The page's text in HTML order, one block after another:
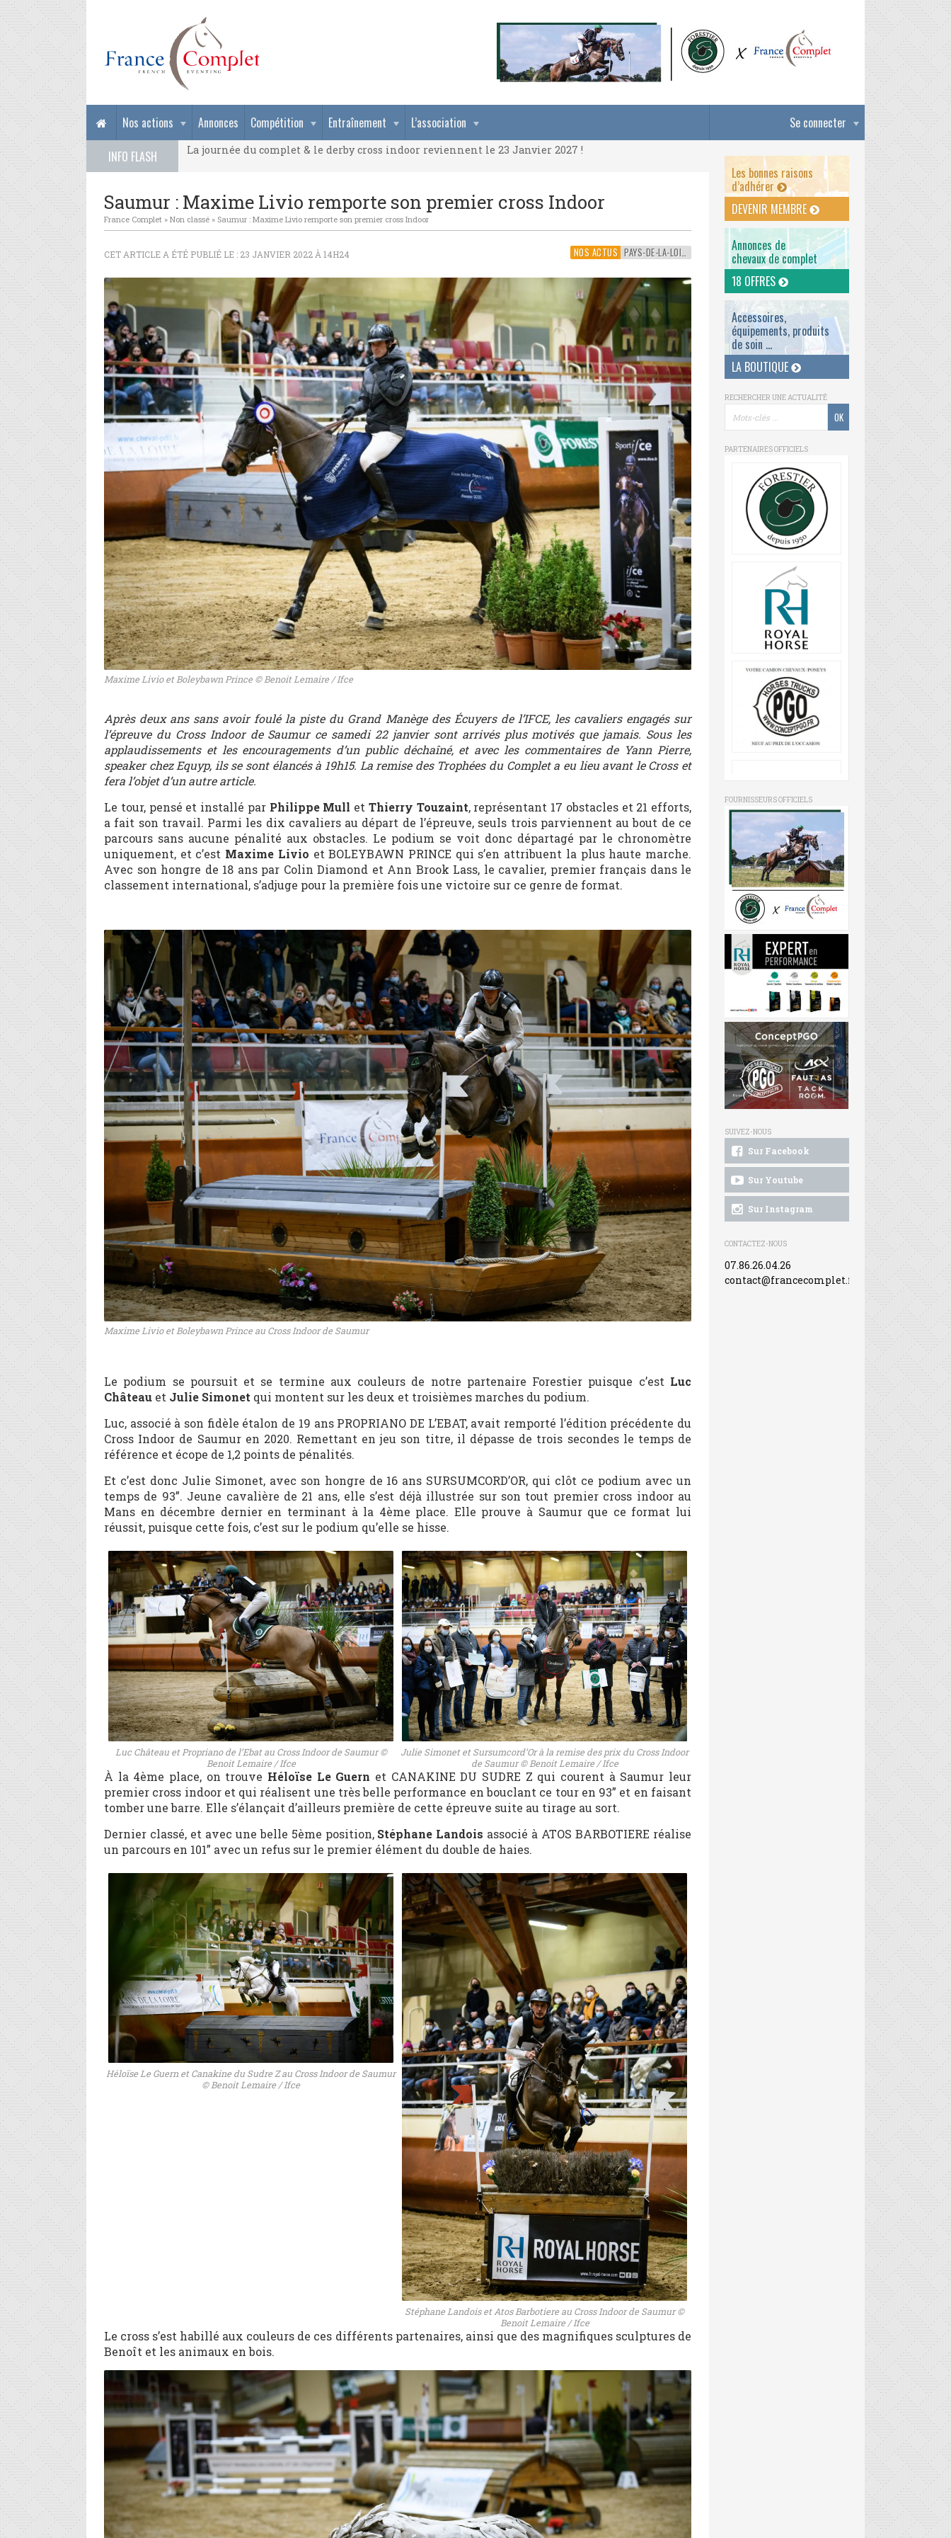
Se connecter
Nos actions Annonces Compétition Entraînement
L’association
INFO FLASH
La journée du complet & le derby cross indoor reviennent le 23 Janvier 2027 !
La journée du complet & le derby cross indoor reviennent le 23 Janvier 2027 !
Saumur : Maxime Livio remporte son premier cross Indoor
France Complet » Non classé » Saumur : Maxime Livio remporte son premier cross Indoor
NOS ACTUS PAYS-DE-LA-LOIRE
CET ARTICLE A ÉTÉ PUBLIÉ LE : 23 JANVIER 2022 À 14H24
Maxime Livio et Boleybawn Prince © Benoit Lemaire / Ifce
Après deux ans sans avoir foulé la piste du Grand Manège des Écuyers de l’IFCE, les cavaliers engagés sur
l’épreuve du Cross Indoor de Saumur ce samedi 22 janvier sont arrivés plus motivés que jamais. Sous les
applaudissements et les encouragements d’un public déchaîné, et avec les commentaires de Yann Pierre,
speaker chez Equyp, ils se sont élancés à 19h15. La remise des Trophées du Complet a eu lieu avant le Cross et
fera l’objet d’un autre article.
Le tour, pensé et installé par Philippe Mull et Thierry Touzaint, représentant 17 obstacles et 21 efforts,
a fait son travail. Parmi les dix cavaliers au départ de l’épreuve, seuls trois parviennent au bout de ce
parcours sans aucune pénalité aux obstacles. Le podium se voit donc départagé par le chronomètre
uniquement, et c’est Maxime Livio et BOLEYBAWN PRINCE qui s’en attribuent la plus haute marche.
Avec son hongre de 18 ans par Colin Diamond et Ann Brook Lass, le cavalier, premier français dans le
classement international, s’adjuge pour la première fois une victoire sur ce genre de format.
Maxime Livio et Boleybawn Prince au Cross Indoor de Saumur
Le podium se poursuit et se termine aux couleurs de notre partenaire Forestier puisque c’est Luc
Château et Julie Simonet qui montent sur les deux et troisièmes marches du podium.
Luc, associé à son fidèle étalon de 19 ans PROPRIANO DE L’EBAT, avait remporté l’édition précédente du
Cross Indoor de Saumur en 2020. Remettant en jeu son titre, il dépasse de trois secondes le temps de
référence et écope de 1,2 points de pénalités.
Et c’est donc Julie Simonet, avec son hongre de 16 ans SURSUMCORD’OR, qui clôt ce podium avec un
temps de 93”. Jeune cavalière de 21 ans, elle s’est déjà illustrée sur son tout premier cross indoor au
Mans en décembre dernier en terminant à la 4ème place. Elle prouve à Saumur que ce format lui
réussit, puisque cette fois, c’est sur le podium qu’elle se hisse.
Luc Château et Propriano de l’Ebat au Cross Indoor de Saumur ©
Benoit Lemaire / Ifce
Julie Simonet et Sursumcord’Or à la remise des prix du Cross Indoor
de Saumur © Benoit Lemaire / Ifce
À la 4ème place, on trouve Héloïse Le Guern et CANAKINE DU SUDRE Z qui courent à Saumur leur
premier cross indoor et qui réalisent une très belle performance en bouclant ce tour en 93” et en faisant
tomber une barre. Elle s’élançait d’ailleurs première de cette épreuve suite au tirage au sort.
Dernier classé, et avec une belle 5ème position, Stéphane Landois associé à ATOS BARBOTIERE réalise
un parcours en 101” avec un refus sur le premier élément du double de haies.
Héloïse Le Guern et Canakine du Sudre Z au Cross Indoor de Saumur
© Benoit Lemaire / Ifce
Stéphane Landois et Atos Barbotiere au Cross Indoor de Saumur ©
Benoit Lemaire / Ifce
Le cross s’est habillé aux couleurs de ces différents partenaires, ainsi que des magnifiques sculptures de
Benoît et les animaux en bois.
Les bonnes raisons
d’adhérer
DEVENIR MEMBRE
Annonces de
chevaux de complet
18 OFFRES
Accessoires,
équipements, produits
de soin ...
LA BOUTIQUE
RECHERCHER UNE ACTUALITÉ
PARTENAIRES OFFICIELS
FOURNISSEURS OFFICIELS
SUIVEZ-NOUS
Sur Facebook
Sur Youtube
Sur Instagram
CONTACTEZ-NOUS
07.86.26.04.26
contact@francecomplet.fr